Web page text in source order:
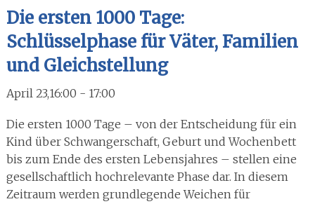
Die ersten 1000 Tage:
Schlüsselphase für Väter, Familien
und Gleichstellung
April 23,16:00 - 17:00
Die ersten 1000 Tage – von der Entscheidung für ein
Kind über Schwangerschaft, Geburt und Wochenbett
bis zum Ende des ersten Lebensjahres – stellen eine
gesellschaftlich hochrelevante Phase dar. In diesem
Zeitraum werden grundlegende Weichen für